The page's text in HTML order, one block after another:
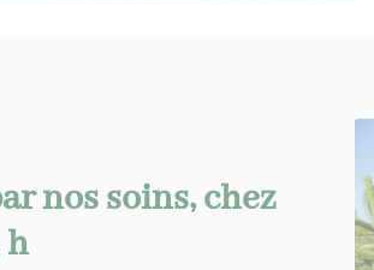
nos soins, chez
h